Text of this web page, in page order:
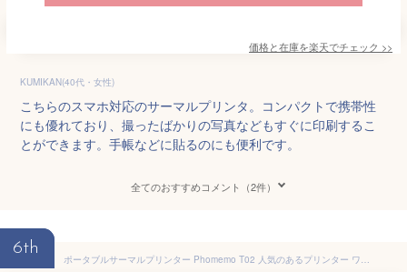
価格と在庫を楽天でチェック >>
KUMIKAN(40代・女性)
こちらのスマホ対応のサーマルプリンタ。コンパクトで携帯性
にも優れており、撮ったばかりの写真などもすぐに印刷するこ
とができます。手帳などに貼るのにも便利です。
全てのおすすめコメント（2件）
6th
ポータブルサーマルプリンター Phomemo T02 人気のあるプリンター ワイヤレスポータブルサーマルプリンタ はがき/写真アルバム/手帳/メモ/買い物リスト/学習ノートに使用することができます 専用アプリアプリ